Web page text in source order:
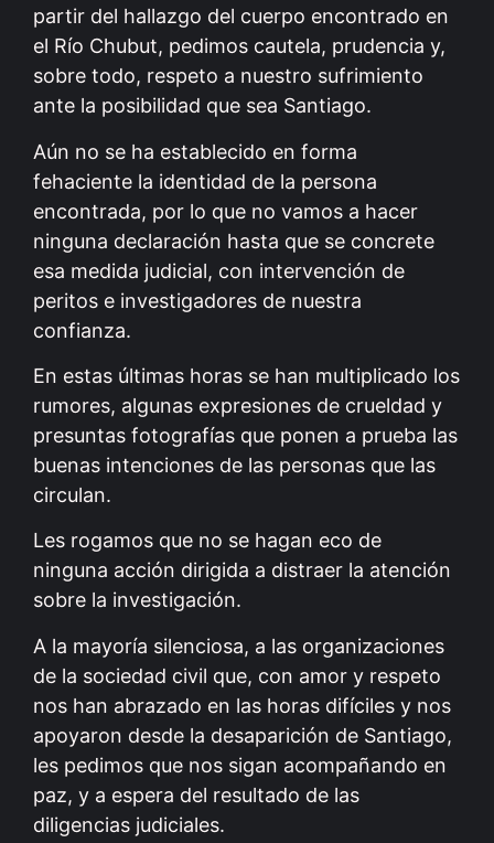
partir del hallazgo del cuerpo encontrado en
el Río Chubut, pedimos cautela, prudencia y,
sobre todo, respeto a nuestro sufrimiento
ante la posibilidad que sea Santiago.
Aún no se ha establecido en forma
fehaciente la identidad de la persona
encontrada, por lo que no vamos a hacer
ninguna declaración hasta que se concrete
esa medida judicial, con intervención de
peritos e investigadores de nuestra
confianza.
En estas últimas horas se han multiplicado los
rumores, algunas expresiones de crueldad y
presuntas fotografías que ponen a prueba las
buenas intenciones de las personas que las
circulan.
Les rogamos que no se hagan eco de
ninguna acción dirigida a distraer la atención
sobre la investigación.
A la mayoría silenciosa, a las organizaciones
de la sociedad civil que, con amor y respeto
nos han abrazado en las horas difíciles y nos
apoyaron desde la desaparición de Santiago,
les pedimos que nos sigan acompañando en
paz, y a espera del resultado de las
diligencias judiciales.